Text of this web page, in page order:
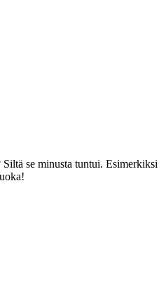
se minusta tuntui. Esimerkiksi